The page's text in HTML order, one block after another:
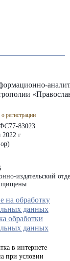
регистрации
83023
2022 г
издательский
на обработку
данных
обработки
данных
в интернете
при условии